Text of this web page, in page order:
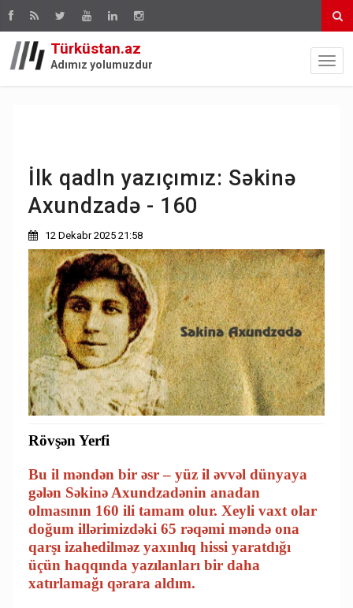
Türküstan.az
Adımız yolumuzdur
İlk qadln yazıçımız: Səkinə
Axundzadə - 160
12 Dekabr 2025 21:58
Rövşən Yerfi
Bu il məndən bir əsr – yüz il əvvəl dünyaya
gələn Səkinə Axundzadənin anadan
olmasının 160 ili tamam olur. Xeyli vaxt olar
doğum illərimizdəki 65 rəqəmi məndə ona
qarşı izahedilməz yaxınlıq hissi yaratdığı
üçün haqqında yazılanları bir daha
xatırlamağı qərara aldım.